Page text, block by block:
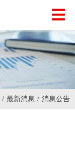
/ 最新消息 / 消息公告